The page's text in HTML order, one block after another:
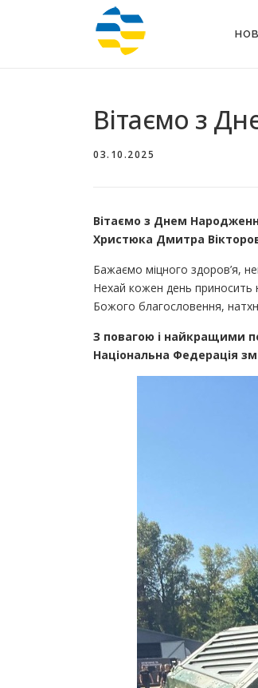
Вітаємо з
03.10.2025
Вітаємо з Днем
Христюка Дмитра
Бажаємо міцного здоров’я,
Нехай кожен день приносить
Божого благословення,
З повагою і найкращими
Національна Федерація